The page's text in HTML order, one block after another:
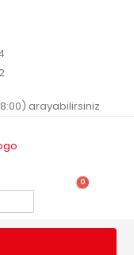
arayabilirsiniz
0